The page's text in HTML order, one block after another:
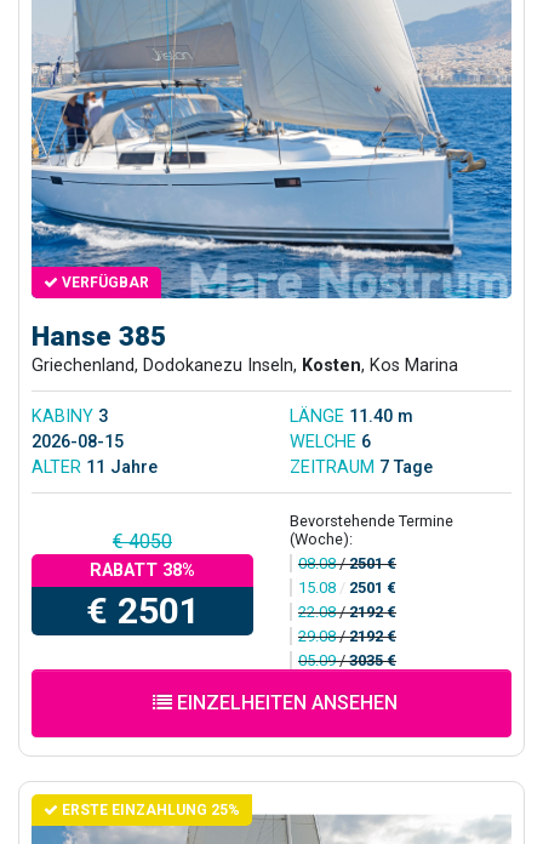
VERFÜGBAR
Hanse 385
Griechenland, Dodokanezu Inseln, Kosten, Kos Marina
KABINY 3 LÄNGE 11.40 m
2026-08-15
WELCHE 6
ALTER 11 Jahre ZEITRAUM 7 Tage
€ 4050
RABATT 38%
€ 2501
Bevorstehende Termine
(Woche):
08.08/2501 €
15.08 / 2501 €
22.08/2192 €
29.08/2192 €
05.09/3035 €
EINZELHEITEN ANSEHEN
ERSTE EINZAHLUNG 25%